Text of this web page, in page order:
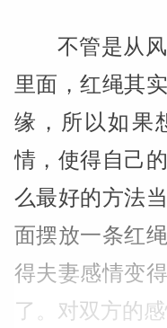
不管是从
里面，红绳其
缘，所以如果
情，使得自己
么最好的方法
面摆放一条红
得夫妻感情变
了。对双方的